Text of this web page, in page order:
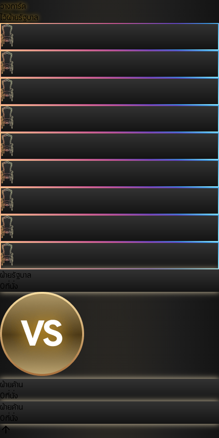
วางการ์ด
ไว้ฝ่ายรัฐบาล
ฝ่ายรัฐบาล
0ที่นั่ง
ฝ่ายค้าน
0ที่นั่ง
ฝ่ายค้าน
0ที่นั่ง